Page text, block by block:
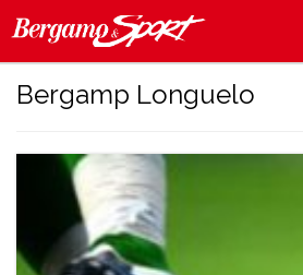
Bergamp Longuelo